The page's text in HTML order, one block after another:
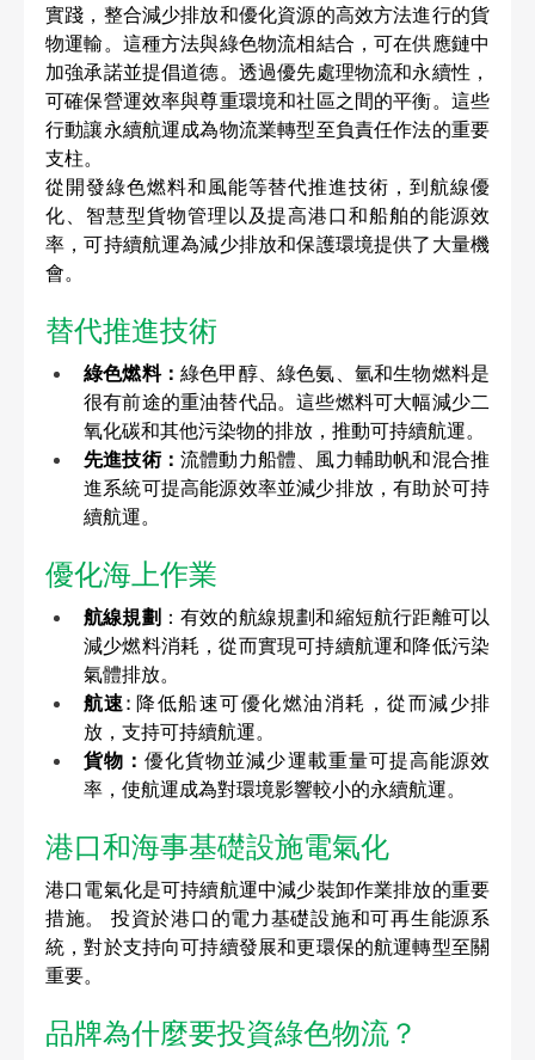
實踐，整合減少排放和優化資源的高效方法進行的貨
物運輸。這種方法與綠色物流相結合，可在供應鏈中
加強承諾並提倡道德。透過優先處理物流和永續性，
可確保營運效率與尊重環境和社區之間的平衡。這些
行動讓永續航運成為物流業轉型至負責任作法的重要
支柱。
從開發綠色燃料和風能等替代推進技術，到航線優
化、智慧型貨物管理以及提高港口和船舶的能源效
率，可持續航運為減少排放和保護環境提供了大量機
會。
替代推進技術
綠色燃料： 綠色甲醇、綠色氨、氫和生物燃料是
很有前途的重油替代品。這些燃料可大幅減少二
氧化碳和其他污染物的排放，推動可持續航運。
先進技術： 流體動力船體、風力輔助帆和混合推
進系統可提高能源效率並減少排放，有助於可持
續航運。
優化海上作業
航線規劃 ：有效的航線規劃和縮短航行距離可以
減少燃料消耗，從而實現可持續航運和降低污染
氣體排放。
航速: 降低船速可優化燃油消耗，從而減少排
放，支持可持續航運。
貨物：優化貨物並減少運載重量可提高能源效
率，使航運成為對環境影響較小的永續航運。
港口和海事基礎設施電氣化
港口電氣化是可持續航運中減少裝卸作業排放的重要
措施。
投資於港口的電力基礎設施和可再生能源系
統，對於支持向可持續發展和更環保的航運轉型至關
重要。
品牌為什麼要投資綠色物流？